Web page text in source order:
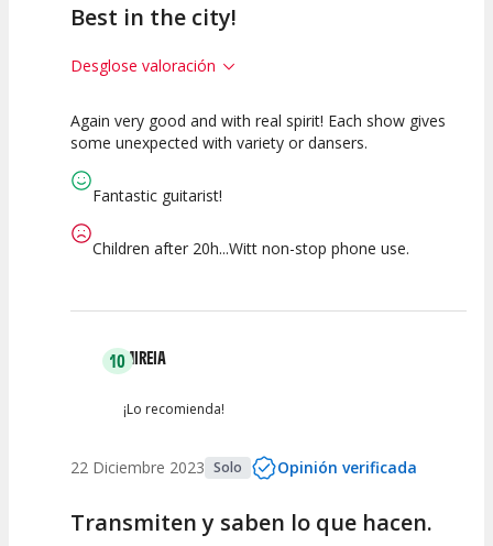
Best in the city!
Desglose valoración
10
Espectáculo
7.5 10
Again very good and with real spirit! Each show gives
some unexpected with variety or dansers.
Fantastic guitarist!
Children after 20h...Witt non-stop phone use.
10MIREIA
¡Lo recomienda!
22 Diciembre 2023 Solo Opinión verificada
Transmiten y saben lo que hacen.